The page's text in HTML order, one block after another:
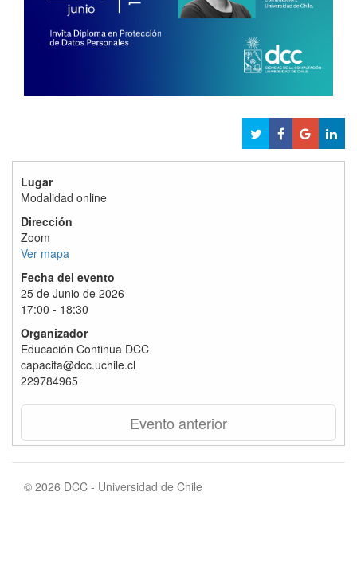
Lugar
Modalidad online
Dirección
Zoom
Ver mapa
Fecha del evento
25 de Junio de 2026
17:00 - 18:30
Organizador
Educación Continua DCC
capacita@dcc.uchile.cl
229784965
Evento anterior
© 2026 DCC - Universidad de Chile